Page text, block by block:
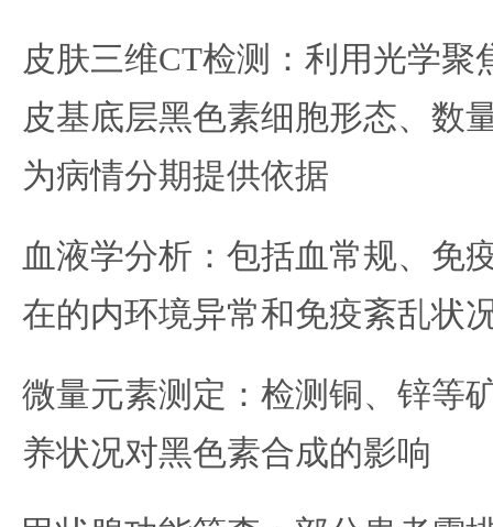
皮肤三维CT检测：利用光学聚
皮基底层黑色素细胞形态、数
为病情分期提供依据
血液学分析：包括血常规、免
在的内环境异常和免疫紊乱状
微量元素测定：检测铜、锌等
养状况对黑色素合成的影响